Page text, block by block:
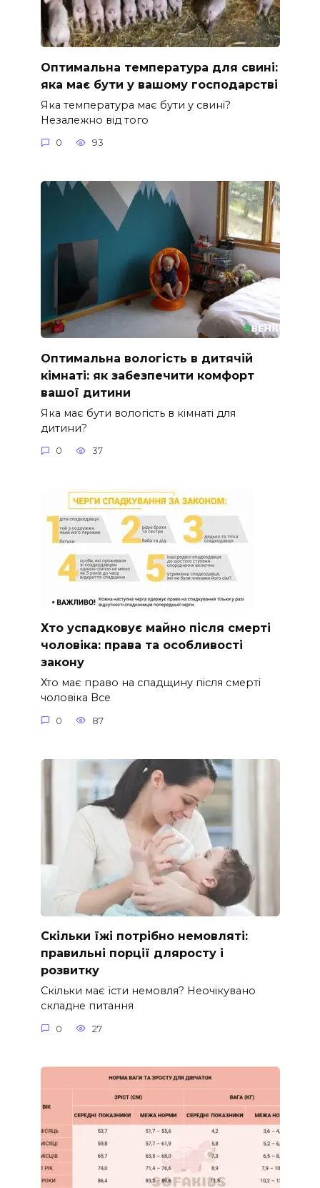
Оптимальна температура для свині:
яка має бути у вашому господарстві
Яка температура має бути у свині?
Незалежно від того
0 93
Оптимальна вологість в дитячій
кімнаті: як забезпечити комфорт
вашої дитини
Яка має бути вологість в кімнаті для
дитини?
0 37
Хто успадковує майно після смерті
чоловіка: права та особливості
закону
Хто має право на спадщину після смерті
чоловіка Все
0 87
Скільки їжі потрібно немовляті:
правильні порції дляросту і
розвитку
Скільки має їсти немовля? Неочікувано
складне питання
0 27